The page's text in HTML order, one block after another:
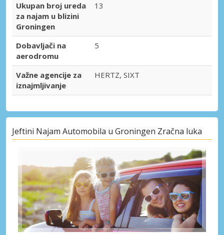
Ukupan broj ureda
za najam u blizini
Groningen
13
Dobavljači na
aerodromu
5
Važne agencije za
iznajmljivanje
HERTZ, SIXT
Jeftini Najam Automobila u Groningen Zračna luka